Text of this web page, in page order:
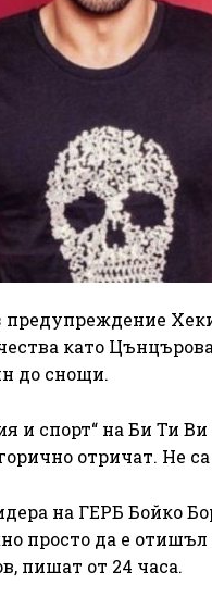
предупреждение
като
до снощи.
и спорт“ на Би Ти
отричат. Не са
на ГЕРБ Бойко
просто да е
пишат от 24 часа.